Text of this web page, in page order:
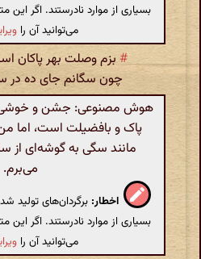
بسیاری از موارد نادرستند. اگر
می‌توانید آن را
# بزم وصلت بهر پاکان
چون سگانم جای ده در
هوش مصنوعی: جشن و
پاک و بافضیلت است، اما
مانند سگی به گوشه‌ای از
می‌برم.
اخطار: برگردان‌های
بسیاری از موارد نادرستند. اگر
می‌توانید آن را